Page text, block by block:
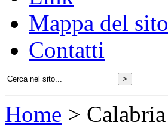
Mappa del sito
Contatti
Home > Calabria